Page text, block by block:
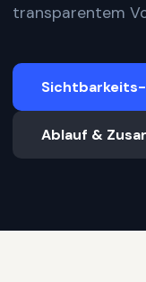
transparentem
Ablauf &